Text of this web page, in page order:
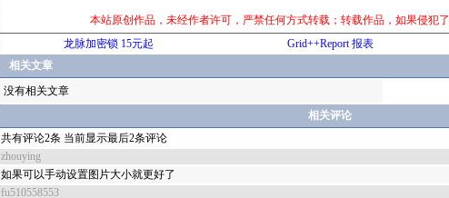
本站原创作品，未经作者许可，严禁任何方式转载；转载作品，如果侵犯
龙脉加密锁 15元起
Grid++Report 报表
相关文章
没有相关文章
相关评论
共有评论2条 当前显示最后2条评论
zhouying
如果可以手动设置图片大小就更好了
fu510558553